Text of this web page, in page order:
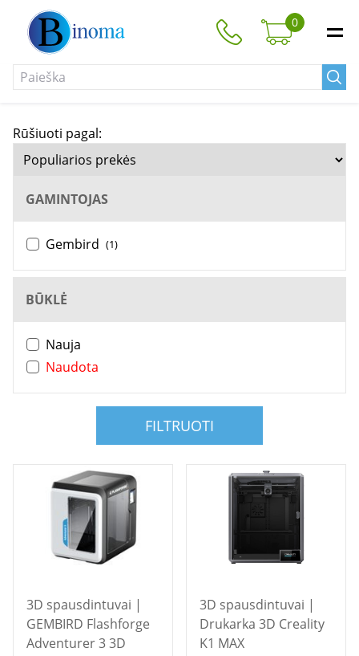
0
Rūšiuoti pagal:
GAMINTOJAS
Gembird (1)
BŪKLĖ
Nauja
Naudota
FILTRUOTI
3D spausdintuvai |
GEMBIRD Flashforge
Adventurer 3 3D
3D spausdintuvai |
Drukarka 3D Creality
K1 MAX